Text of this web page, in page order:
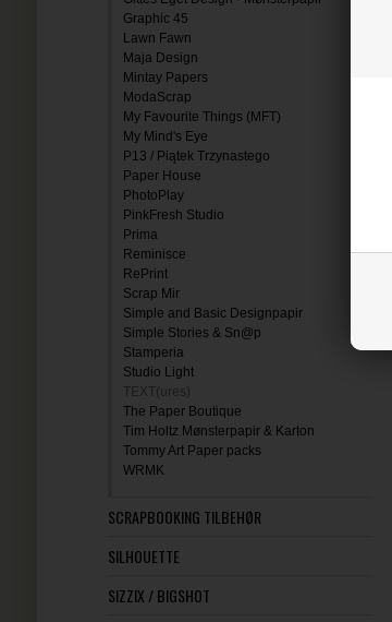
Graphic 45
Lawn Fawn
Maja Design
Mintay Papers
ModaScrap
My Favourite Things (MFT)
My Mind's Eye
P13 / Piątek Trzynastego
Paper House
PhotoPlay
PinkFresh Studio
Prima
Reminisce
RePrint
Scrap Mir
Simple and Basic Designpapir
Simple Stories & Sn@p
Stamperia
Studio Light
TEXT(ures)
The Paper Boutique
Tim Holtz Mønsterpapir & Karton
Tommy Art Paper packs
WRMK
SCRAPBOOKING TILBEHØR
SILHOUETTE
SIZZIX / BIGSHOT